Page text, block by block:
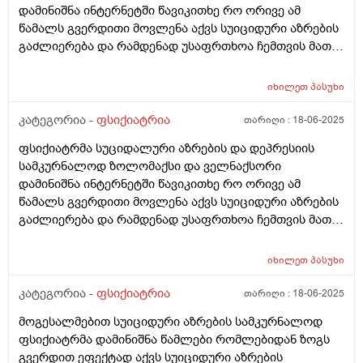
რაიმე საიტი ან სატელეფონო ცენტრი თუა სადაც
მივიღებ ფსიქიატრის კონსულტაციას
დამინიშნა ინტერნეტში წავიკითხე რო ორივე ამ
წამალს გვერდითი მოვლენა აქვს სუიციდური აზრების
გაძლიერება და რამდენად უსაფრთხოა ჩემთვის მათი
კერძოდ:ამიტრიპტილინი დიაზეპამი ოლანზაპელი და
ორი წამლის მიღება შეგიძლია არ მიიღოო
წამლებს ექნებათ თუ არა შედეგი?
იხილეთპასუხი
კატეგორია - ფსიქიატრია თარიღი : 18-06-2025
ფსიქიატრმა სუციდალური აზრების და დეპრესიის
სამკურნალოდ ზოლომაქსი და ველნაქსორი
დამინიშნა ინტერნეტში წავიკითხე რო ორივე ამ
წამალს გვერდითი მოვლენა აქვს სუიციდური აზრების
გაძლიერება და რამდენად უსაფრთხოა ჩემთვის მათი
კერძოდ:ამიტრიპტილინი დიაზეპამი ოლანზაპელი და
იხილეთპასუხი
კატეგორია - ფსიქიატრია თარიღი : 18-06-2025
მოგესალმებით სუიციდური აზრების სამკურნალოდ
ფსიქიატრმა დამინიშნა წამლები რომლებიდან ზოგს
გვერდით ეფექტად აქვს სუიციდური აზრების